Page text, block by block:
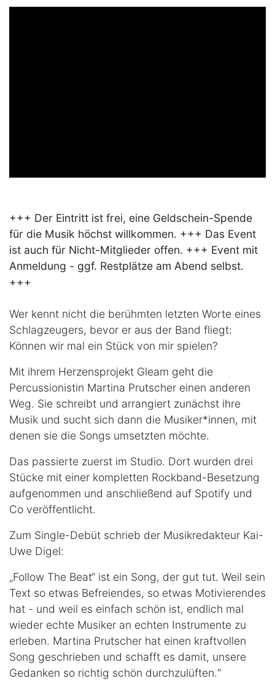
+++ Der Eintritt ist frei, eine Geldschein-Spende
für die Musik höchst willkommen. +++ Das Event
ist auch für Nicht-Mitglieder offen. +++ Event mit
Anmeldung - ggf. Restplätze am Abend selbst.
+++
Wer kennt nicht die berühmten letzten Worte eines
Schlagzeugers, bevor er aus der Band fliegt:
Können wir mal ein Stück von mir spielen?
Mit ihrem Herzensprojekt Gleam geht die
Percussionistin Martina Prutscher einen anderen
Weg. Sie schreibt und arrangiert zunächst ihre
Musik und sucht sich dann die Musiker*innen, mit
denen sie die Songs umsetzten möchte.
Das passierte zuerst im Studio. Dort wurden drei
Stücke mit einer kompletten Rockband-Besetzung
aufgenommen und anschließend auf Spotify und
Co veröffentlicht.
Zum Single-Debüt schrieb der Musikredakteur Kai-
Uwe Digel:
„Follow The Beat“ ist ein Song, der gut tut. Weil sein
Text so etwas Befreiendes, so etwas Motivierendes
hat - und weil es einfach schön ist, endlich mal
wieder echte Musiker an echten Instrumente zu
erleben. Martina Prutscher hat einen kraftvollen
Song geschrieben und schafft es damit, unsere
Gedanken so richtig schön durchzulüften.“